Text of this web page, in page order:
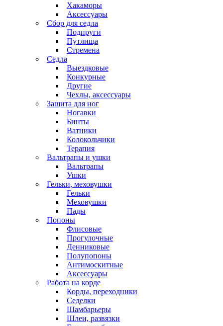
Хакаморы
Аксессуары
Сбор для седла
Подпруги
Путлища
Стремена
Седла
Выездковые
Конкурные
Другие
Чехлы, аксессуары
Защита для ног
Ногавки
Бинты
Ватники
Колокольчики
Терапия
Вальтрапы и ушки
Вальтрапы
Ушки
Гельки, меховушки
Гельки
Меховушки
Пады
Попоны
Флисовые
Прогулочные
Денниковые
Полупопоны
Антимоскитные
Аксессуары
Работа на корде
Корды, переходники
Седелки
Шамбарьеры
Шлеи, развязки